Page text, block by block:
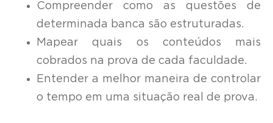
Compreender como as questões de
determinada banca são estruturadas.
Mapear quais os conteúdos mais
cobrados na prova de cada faculdade.
Entender a melhor maneira de controlar
o tempo em uma situação real de prova.